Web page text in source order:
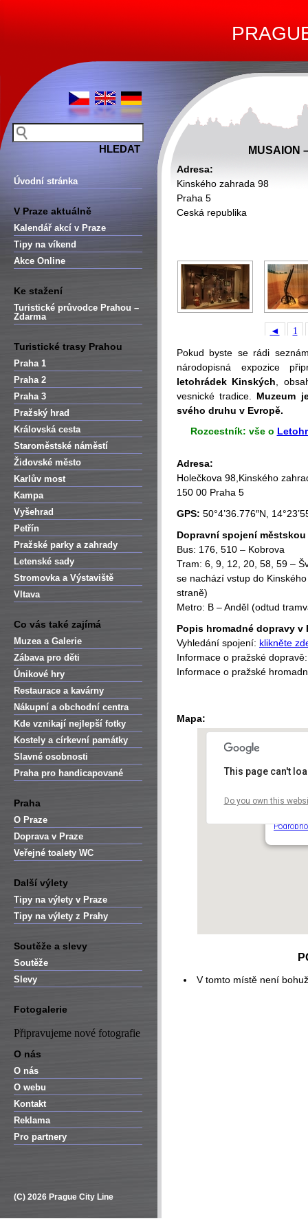
Úvodní stránka
V Praze aktuálně
Kalendář akcí v Praze
Tipy na víkend
Akce Online
Ke stažení
Turistické průvodce Prahou –
Zdarma
Turistické trasy Prahou
Praha 1
Praha 2
Praha 3
Pražský hrad
Královská cesta
Staroměstské náměstí
Židovské město
Karlův most
Kampa
Vyšehrad
Petřín
Pražské parky a zahrady
Letenské sady
Stromovka a Výstaviště
Vltava
Co vás také zajímá
Muzea a Galerie
Zábava pro děti
Únikové hry
Restaurace a kavárny
Nákupní a obchodní centra
Kde vznikají nejlepší fotky
Kostely a církevní památky
Slavné osobnosti
Praha pro handicapované
Praha
O Praze
Doprava v Praze
Veřejné toalety WC
Další výlety
Tipy na výlety v Praze
Tipy na výlety z Prahy
Soutěže a slevy
Soutěže
Slevy
Fotogalerie
Připravujeme nové fotografie
O nás
O nás
O webu
Kontakt
Reklama
Pro partnery
(C) 2026 Prague City Line
MUSAION
Adresa:
Kinského zahrada 98
Praha 5
Ceská republika
◄
1
Pokud byste se rádi
národopisná expozice
letohrádek Kinských ,
vesnické tradice. Muzeum
svého druhu v Evropě.
Rozcestník: vše o
Adresa:
Holečkova 98,Kinského
150 00 Praha 5
GPS: 50°4’36.776″N,
Dopravní spojení
Bus: 176, 510 – Kobrova
Tram: 6, 9, 12, 20, 58, 59 –
se nachází vstup do
straně)
Metro: B – Anděl (odtud
Popis hromadné dopravy v
Vyhledání spojení: klikněte
Informace o pražské
Informace o pražské
Mapa:
This page can't
Do you own this
V tomto místě není